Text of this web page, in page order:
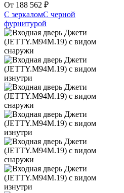
От 188 562 ₽
С зеркаломС черной
фурнитурой